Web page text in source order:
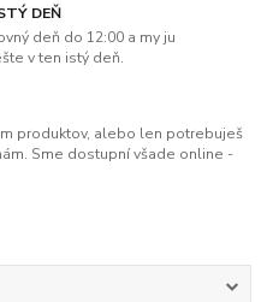
DEŇ
deň do 12:00 a my ju
v ten istý deň.
produktov, alebo len potrebuješ
Sme dostupní všade online -